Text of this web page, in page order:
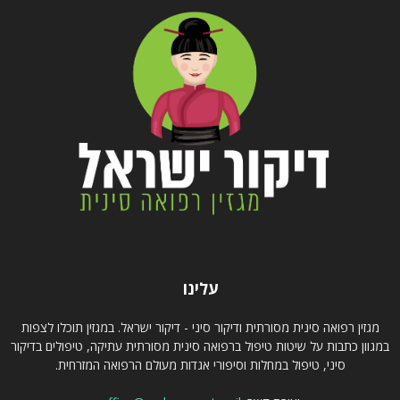
עלינו
מגזין רפואה סינית מסורתית ודיקור סיני - דיקור ישראל. במגזין תוכלו לצפות
במגוון כתבות על שיטות טיפול ברפואה סינית מסורתית עתיקה, טיפולים בדיקור
סיני, טיפול במחלות וסיפורי אגדות מעולם הרפואה המזרחית.